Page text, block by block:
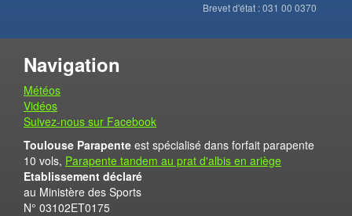
Brevet d'état : 031 00 0370
Navigation
Météos
Vidéos
Suivez-nous sur Facebook
Toulouse Parapente est spécialisé dans forfait parapente
10 vols, Parapente tandem au prat d'albis en ariège
Etablissement déclaré
au Ministère des Sports
N° 03102ET0175